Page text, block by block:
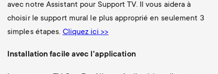
avec notre Assistant pour Support TV. Il vous aidera à
choisir le support mural le plus approprié en seulement 3
simples étapes. Cliquez ici >>
Installation facile avec l'application